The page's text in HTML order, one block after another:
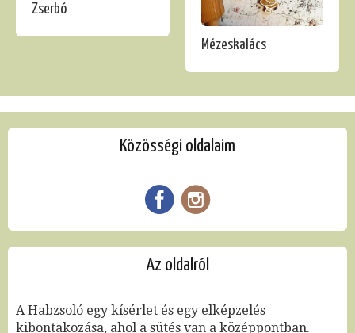
Zserbó
Mézeskalács
Közösségi oldalaim
Az oldalról
A Habzsoló egy kísérlet és egy elképzelés
kibontakozása, ahol a sütés van a középpontban.